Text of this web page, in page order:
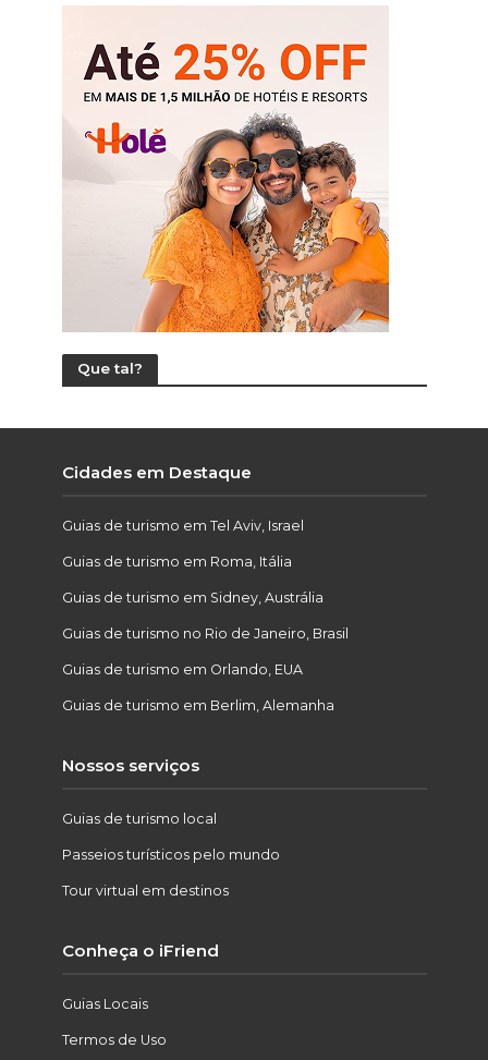
Que tal?
Cidades em Destaque
Guias de turismo em Tel Aviv, Israel
Guias de turismo em Roma, Itália
Guias de turismo em Sidney, Austrália
Guias de turismo no Rio de Janeiro, Brasil
Guias de turismo em Orlando, EUA
Guias de turismo em Berlim, Alemanha
Nossos serviços
Guias de turismo local
Passeios turísticos pelo mundo
Tour virtual em destinos
Conheça o iFriend
Guias Locais
Termos de Uso